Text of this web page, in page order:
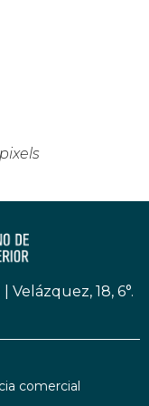
pixels
Velázquez, 18, 6°.
comercial